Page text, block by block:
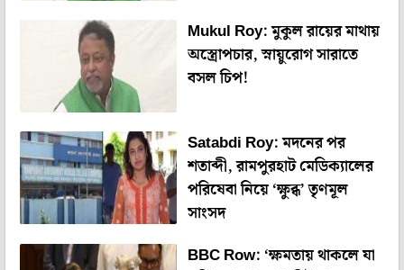
Mukul Roy: মুকুল রায়ের মাথায়
অস্ত্রোপচার, স্নায়ুরোগ সারাতে
বসল চিপ!
Satabdi Roy: মদনের পর
শতাব্দী, রামপুরহাট মেডিক্যালের
পরিষেবা নিয়ে ‘ক্ষুব্ধ’ তৃণমূল
সাংসদ
BBC Row: ‘ক্ষমতায় থাকলে যা